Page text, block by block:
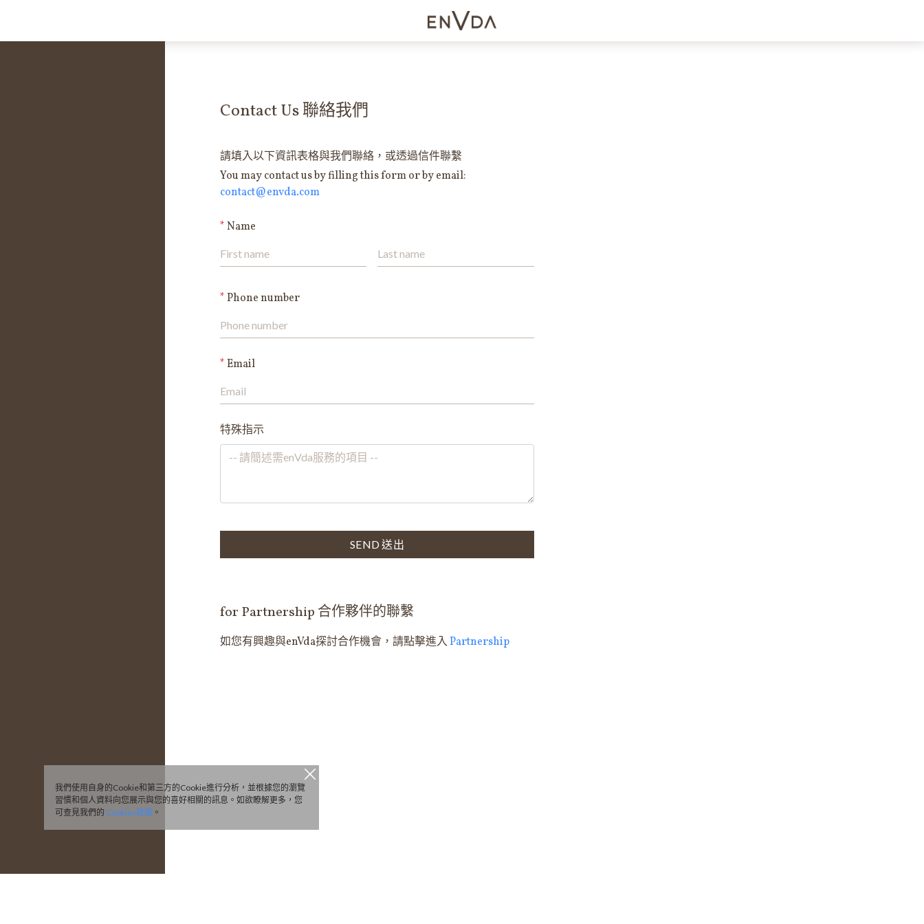
我們使用自身的Cookie和第三方的Cookie進行分析，並根據您的瀏覽
習慣和個人資料向您展示與您的喜好相關的訊息。如欲瞭解更多，您
可查見我們的 Cookies政策。
Contact Us 聯絡我們
請填入以下資訊表格與我們聯絡，或透過信件聯繫
You may contact us by filling this form or by email:
contact@envda.com
Name
First name Last name
Phone number
Email
特殊指示
Message
SEND 送出
for Partnership 合作夥伴的聯繫
如您有興趣與enVda探討合作機會，請點擊進入Partnership